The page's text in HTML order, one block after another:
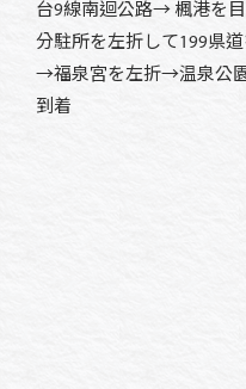
台9線南迴公路→ 楓港を
分駐所を左折して199県
→福泉宮を左折→温泉公
到着